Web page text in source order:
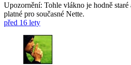
Upozornění: Tohle vlákno je hodně
platné pro současné Nette.
před 16 lety